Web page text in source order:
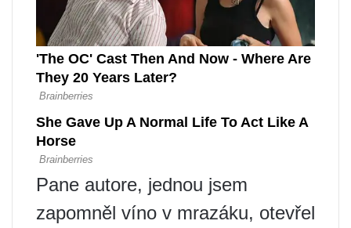
Pane autore, jednou jsem
zapomněl víno v mrazáku, otevřel